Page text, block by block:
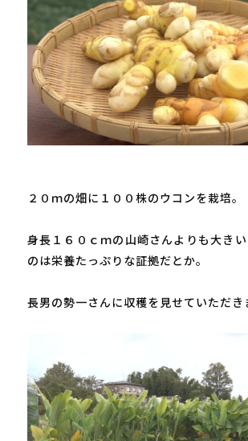
２０ｍの畑に１００株のウコンを栽培。
身長１６０ｃｍの山崎さんよりも大き
のは栄養たっぷりな証拠だとか。
長男の勢一さんに収穫を見せていただき